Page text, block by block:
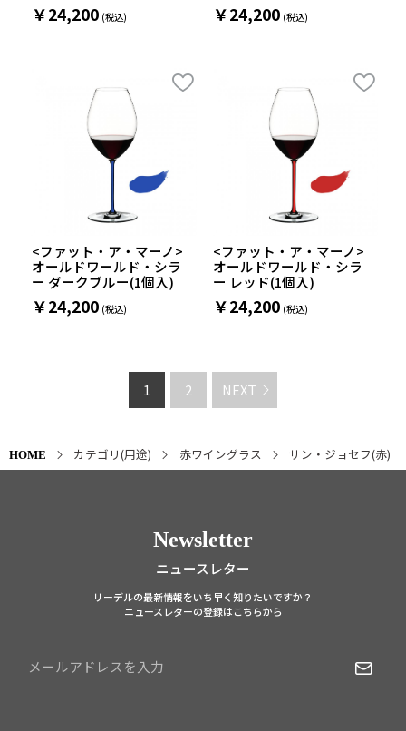
￥24,200 ￥24,200
<ファット・ア・マーノ>
オールドワールド・シラ
ー ダークブルー(1個入)
￥24,200
<ファット・ア・マーノ>
オールドワールド・シラ
ー レッド(1個入)
￥24,200
1 2 NEXT
HOME カテゴリ(用途) 赤ワイングラス サン・ジョセフ(赤)
Newsletter
ニュースレター
リーデルの最新情報をいち早く知りたいですか？
ニュースレターの登録はこちらから